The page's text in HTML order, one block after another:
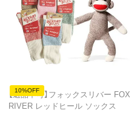
10%OFF
【返品不可】フォックスリバー FOX
RIVER レッドヒール ソックス